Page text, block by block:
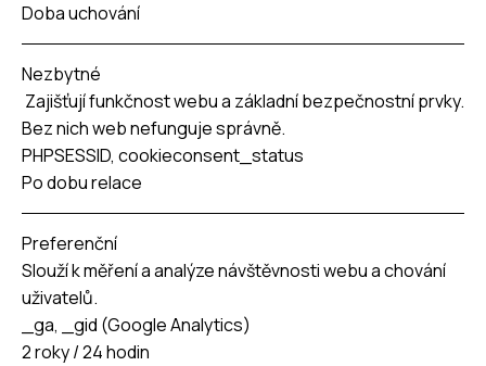
Doba uchování
Nezbytné
Zajišťují funkčnost webu a základní bezpečnostní prvky.
Bez nich web nefunguje správně.
PHPSESSID, cookieconsent_status
Po dobu relace
Preferenční
Slouží k měření a analýze návštěvnosti webu a chování
uživatelů.
_ga, _gid (Google Analytics)
2 roky / 24 hodin